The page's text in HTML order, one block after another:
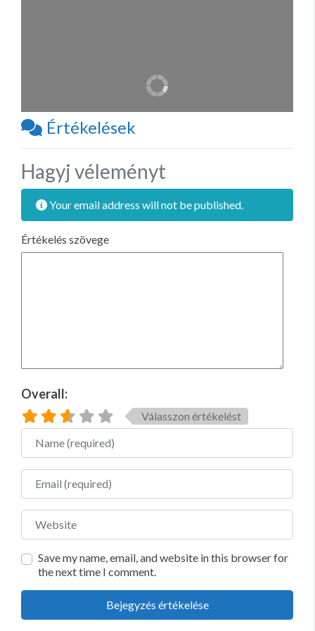
Értékelések
Hagyj véleményt
Your email address will not be published.
Értékelés szövege
Overall:
Válasszon értékelést
Name
Email
Website
Save my name, email, and website in this browser for
the next time I comment.